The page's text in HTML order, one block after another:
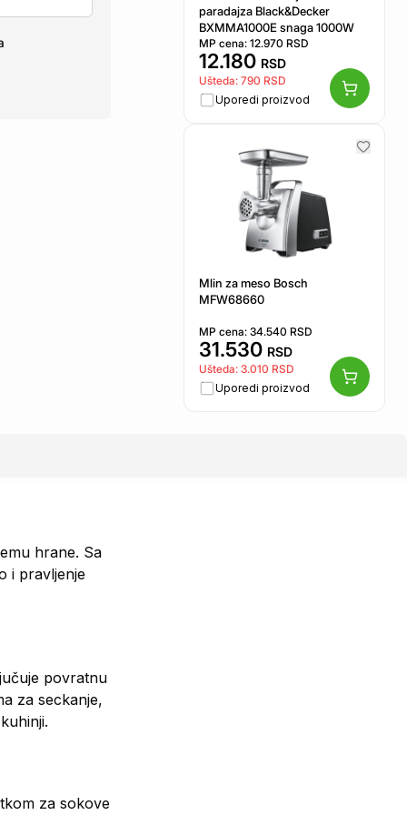
paradajza Black&Decker
BXMMA1000E snaga 1000W
MP cena: 12.970 RSD
12.180 RSD
Ušteda: 790 RSD
Uporedi proizvod
Mlin za meso Bosch
MFW68660
MP cena: 34.540 RSD
31.530 RSD
Ušteda: 3.010 RSD
Uporedi proizvod
hrane. Sa
i pravljenje
povratnu
za seckanje,
za sokove